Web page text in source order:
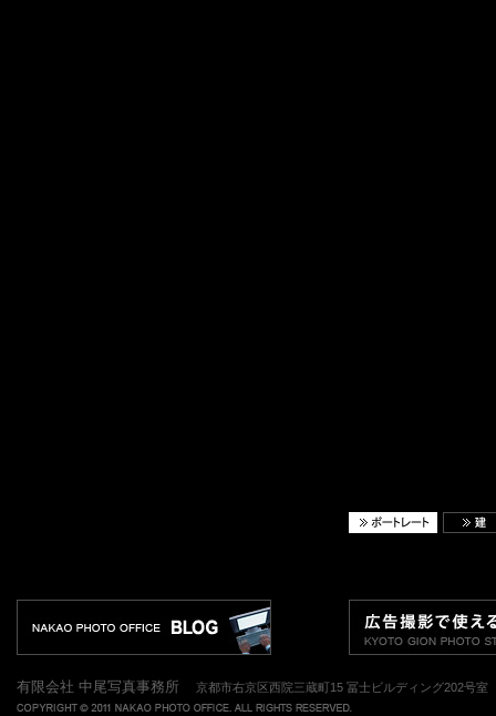
有限会社 中尾写真事務所 京都市右京区西院三蔵町15 冨士ビルディング202号